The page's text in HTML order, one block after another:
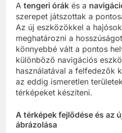
A tengeri órák és a
szerepet játszottak a
Az új eszközökkel a
meghatározni a
könnyebbé vált a pontos
különböző navigációs
használatával a felfedezők
az eddig ismeretlen
térképeket készíteni.
A térképek fejlődése és az
ábrázolása